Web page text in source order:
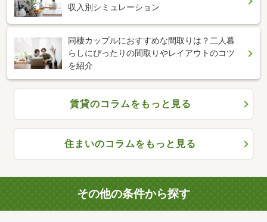
収入別シミュレーション
同棲カップルにおすすめな間取りは？二人暮
らしにぴったりの間取りやレイアウトのコツ
を紹介
賃貸のコラムをもっと見る
住まいのコラムをもっと見る
その他の条件から探す